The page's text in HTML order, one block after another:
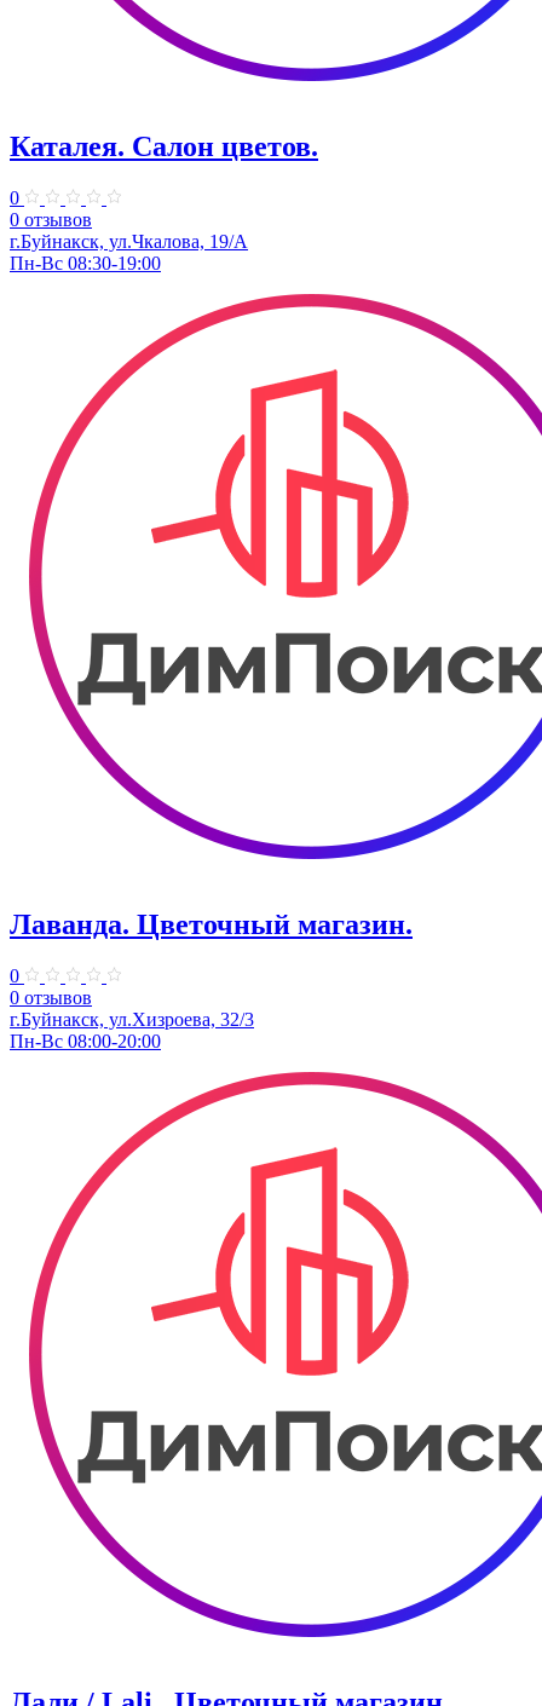
Каталея. ​Салон цветов.
0
0 отзывов
г.Буйнакск, ул.Чкалова, 19/А
Пн-Вс 08:30-19:00
Лаванда. ​Цветочный магазин.
0
0 отзывов
г.Буйнакск, ул.Хизроева, 32/3
Пн-Вс 08:00-20:00